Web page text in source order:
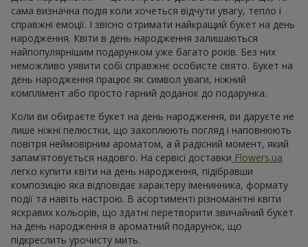
сама визначна подія коли хочеться відчути увагу, тепло і
справжні емоції. І звісно отримати найкращий букет на день
народження. Квіти в день народження залишаються
найпопулярнішим подарунком уже багато років. Без них
неможливо уявити собі справжнє особисте свято. Букет на
день народження працює як символ уваги, ніжний
комплімент або просто гарний доданок до подарунка.
Коли ви обираєте букет на день народження, ви даруєте не
лише ніжні пелюстки, що захоплюють погляд і наповнюють
повітря неймовірним ароматом, а й радісний момент, який
запам’ятовується надовго. На сервісі доставки Flowers.ua
легко купити квіти на день народження, підібравши
композицію яка відповідає характеру іменинника, формату
події та навіть настрою. В асортименті різноманітні квіти
яскравих кольорів, що здатні перетворити звичайний букет
на день народження в ароматний подарунок, що
підкреслить урочисту мить.